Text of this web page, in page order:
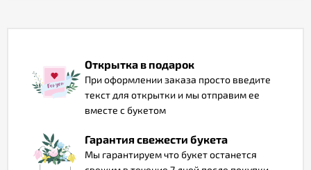
Открытка в подарок
При оформлении заказа просто введите
текст для открытки и мы отправим ее
вместе с букетом
Гарантия свежести букета
Мы гарантируем что букет останется